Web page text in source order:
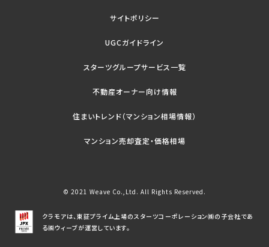
サイトポリシー
UGCガイドライン
スターツグループサービス一覧
不動産オーナー向け情報
住まいトレンド（マンション相場情報）
マンション売却査定・価格相場
© 2021 Weave Co.,Ltd. All Rights Reserved.
クラモアは、東証プライム上場のスターツコーポレーション㈱の子会社であ
る㈱ウィーブが運営しています。